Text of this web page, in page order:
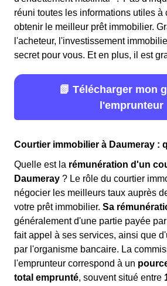
réuni toutes les informations utiles à
obtenir le meilleur prêt immobilier.
l'acheteur, l'investissement
secret pour vous. Et en plus, il est
📗 Télécharger mon
l'emprunteur
Courtier immobilier à Daumeray :
Quelle est la rémunération d'un
Daumeray ? Le rôle du courtier
négocier les meilleurs taux auprès
votre prêt immobilier. Sa
généralement d'une partie payée
fait appel à ses services, ainsi que
par l'organisme bancaire. La
l'emprunteur correspond à un
total emprunté, souvent situé entre